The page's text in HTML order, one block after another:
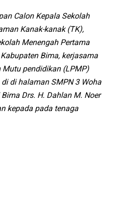
Calon Kepala Sekolah
Kanak-kanak (TK),
Menengah Pertama
Bima, kerjasama
pendidikan (LPMP)
di halaman SMPN 3 Woha
Drs. H. Dahlan M. Noer
kepada pada tenaga